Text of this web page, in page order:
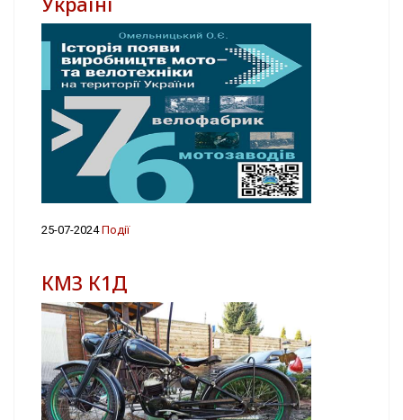
25-07-2024Події
КМЗ К1Д